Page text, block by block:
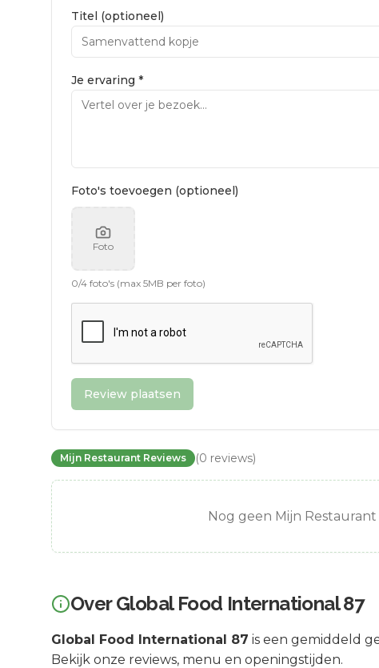
Titel (optioneel)
Je ervaring *
Foto's toevoegen (optioneel)
Foto
0/4 foto's (max 5MB per foto)
Review plaatsen
Mijn Restaurant Reviews (0 reviews)
Nog geen Mijn Restaurant
OverGlobal Food International 87
Global Food International 87 is een gemiddeld
Bekijk onze reviews, menu en openingstijden.